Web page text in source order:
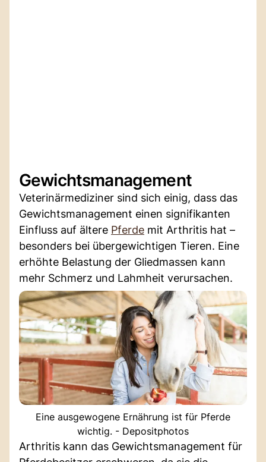
Gewichtsmanagement
Veterinärmediziner sind sich einig, dass das
Gewichtsmanagement einen signifikanten
Einfluss auf ältere Pferde mit Arthritis hat –
besonders bei übergewichtigen Tieren. Eine
erhöhte Belastung der Gliedmassen kann
mehr Schmerz und Lahmheit verursachen.
Eine ausgewogene Ernährung ist für Pferde
wichtig. - Depositphotos
Arthritis kann das Gewichtsmanagement für